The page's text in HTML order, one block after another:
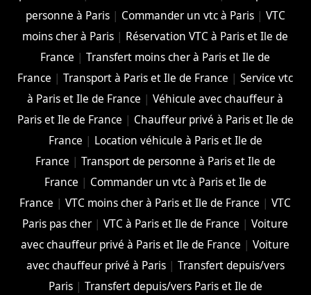
personne à Paris| Commander un vtc à Paris| VTC
moins cher à Paris | Réservation VTC à Paris et Ile de
France |Transfert moins cher à Paris et Ile de
France |Transport à Paris et Ile de France |Service vtc
à Paris et Ile de France |Véhicule avec chauffeur à
Paris et Ile de France | Chauffeur privé à Paris et Ile de
France | Location véhicule à Paris et Ile de
France | Transport de personne à Paris et Ile de
France | Commander un vtc à Paris et Ile de
France |VTC moins cher à Paris et Ile de France |VTC
Paris pas cher |VTC à Paris et Ile de France |Voiture
avec chauffeur privé à Paris et Ile de France |Voiture
avec chauffeur privé à Paris| Transfert depuis/vers
Paris| Transfert depuis/vers Paris et Ile de